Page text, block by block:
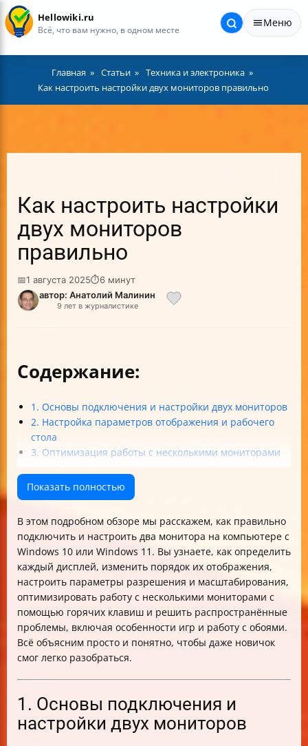
Hellowiki.ru
Всё, что вам нужно, в одном месте
Меню
Главная Статьи
Техника и электроника
Как настроить настройки двух мониторов правильно
Как настроить настройки
двух мониторов
правильно
📅1 августа 2025⏱6 минут
автор: Анатолий Малинин
9 лет в журналистике
Содержание:
1. Основы подключения и настройки двух мониторов
2. Настройка параметров отображения и рабочего
стола
3. Оптимизация работы с несколькими мониторами
настроек
Итоговые советы для настройки двух мониторов
Показать полностью
В этом подробном обзоре мы расскажем, как правильно
подключить и настроить два монитора на компьютере с
Windows 10 или Windows 11. Вы узнаете, как определить
каждый дисплей, изменить порядок их отображения,
настроить параметры разрешения и масштабирования,
оптимизировать работу с несколькими мониторами с
помощью горячих клавиш и решить распространённые
проблемы, включая особенности игр и работу с обоями.
Всё объясним просто и понятно, чтобы даже новичок
смог легко разобраться.
1. Основы подключения и
настройки двух мониторов